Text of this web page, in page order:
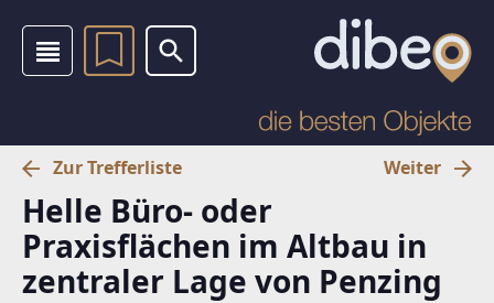
Zur Trefferliste Weiter
Helle Büro- oder
Praxisflächen im Altbau in
zentraler Lage von Penzing